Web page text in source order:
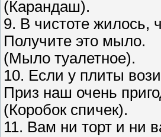
(Карандаш).
9. В чистоте жилось,
Получите это мыло.
(Мыло туалетное).
10. Если у плиты
Приз наш очень
(Коробок спичек).
11. Вам ни торт и ни